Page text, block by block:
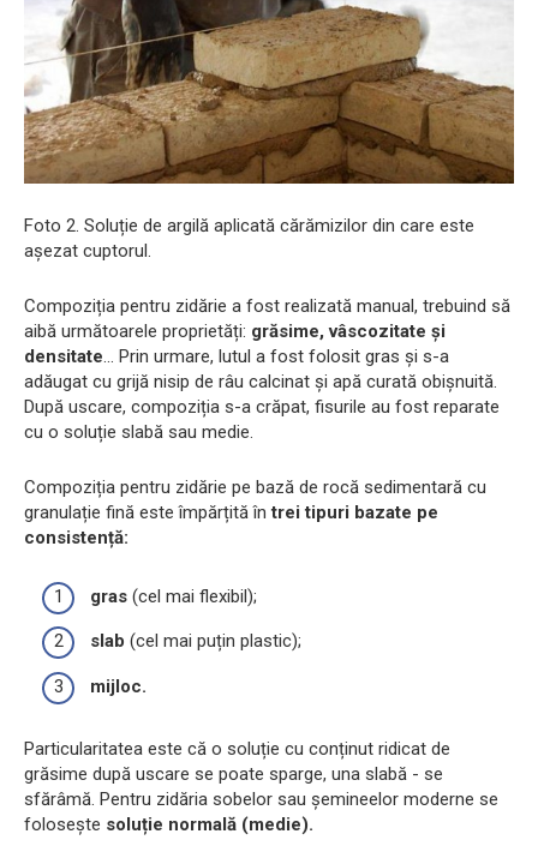
Foto 2. Soluție de argilă aplicată cărămizilor din care este
așezat cuptorul.
Compoziția pentru zidărie a fost realizată manual, trebuind să
aibă următoarele proprietăți: grăsime, vâscozitate și
densitate... Prin urmare, lutul a fost folosit gras și s-a
adăugat cu grijă nisip de râu calcinat și apă curată obișnuită.
După uscare, compoziția s-a crăpat, fisurile au fost reparate
cu o soluție slabă sau medie.
Compoziția pentru zidărie pe bază de rocă sedimentară cu
granulație fină este împărțită întrei tipuri bazate pe
consistență:
gras (cel mai flexibil);
slab (cel mai puțin plastic);
mijloc.
Particularitatea este că o soluție cu conținut ridicat de
grăsime după uscare se poate sparge, una slabă - se
sfărâmă. Pentru zidăria sobelor sau șemineelor ​​moderne se
folosește soluție normală (medie).